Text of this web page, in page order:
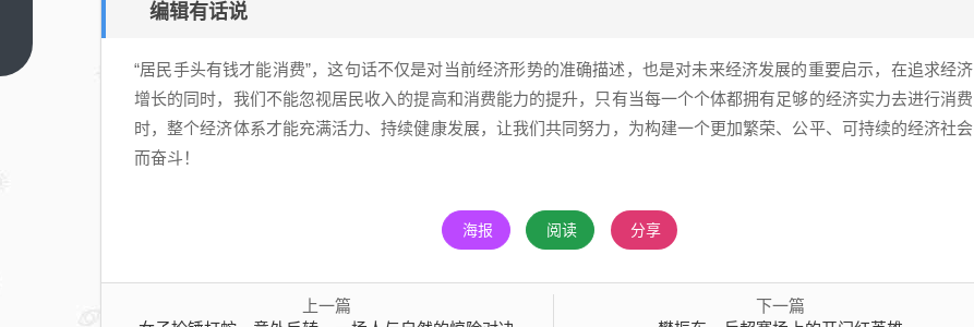
编辑有话说
“居民手头有钱才能消费”，这句话不仅是对当前经济形势的准确描述，也是对未来经济发展的重要启示，在追求经济
增长的同时，我们不能忽视居民收入的提高和消费能力的提升，只有当每一个个体都拥有足够的经济实力去进行消费
时，整个经济体系才能充满活力、持续健康发展，让我们共同努力，为构建一个更加繁荣、公平、可持续的经济社会
而奋斗！
海报 阅读 分享
上一篇 下一篇